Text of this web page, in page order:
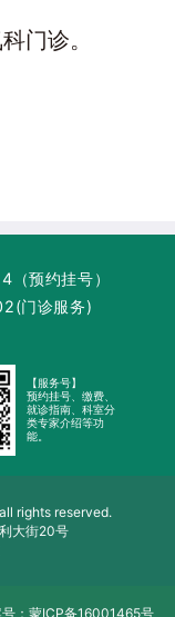
诊。
预约挂号）
门诊服务)
【服务号】
预约挂号、缴费、
就诊指南、科室分
类专家介绍等功
能。
rights reserved.
大街20号
：蒙ICP备16001465号